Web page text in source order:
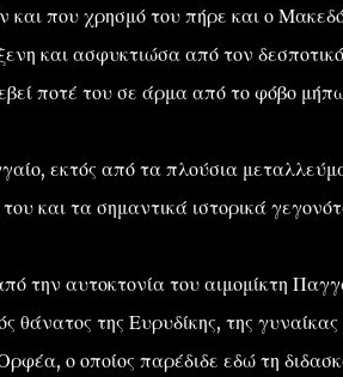
και που χρησμό του πήρε και ο
και ασφυκτιώσα από τον
ποτέ του σε άρμα από το φόβο
εκτός από τα πλούσια
και τα σημαντικά ιστορικά
την αυτοκτονία του αιμομίκτη
θάνατος της Ευρυδίκης, της
ο οποίος παρέδιδε εδώ τη